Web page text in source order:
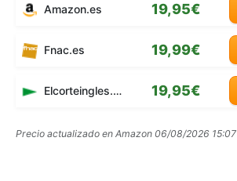
Amazon.es 19,95€
Fnac.es 19,99€
Elcorteingles.es 19,95€
Precio actualizado en Amazon 06/08/2026 15:07